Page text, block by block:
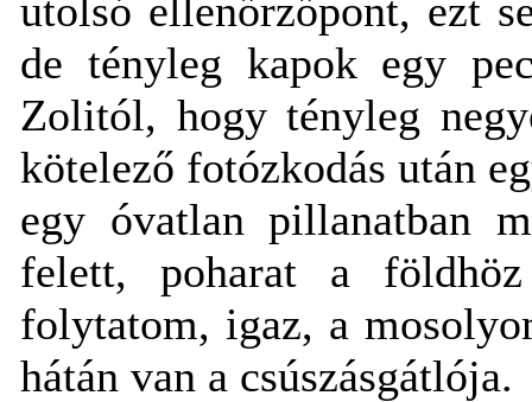
utolsó ellenőrzőpont, ezt
de tényleg kapok egy
Zolitól, hogy tényleg
kötelező fotózkodás után
egy óvatlan pillanatban
felett, poharat a
folytatom, igaz, a
hátán van a csúszásgátlója.